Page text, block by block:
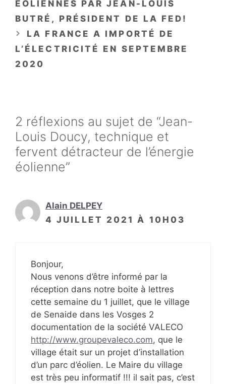
ÉOLIENNES PAR JEAN-LOUIS
BUTRÉ, PRÉSIDENT DE LA FED!
LA FRANCE A IMPORTÉ DE
L’ÉLECTRICITÉ EN SEPTEMBRE
2020
2 réflexions au sujet de “Jean-
Louis Doucy, technique et
fervent détracteur de l’énergie
éolienne”
Alain DELPEY
4 JUILLET 2021 À 10H03
Bonjour,
Nous venons d’être informé par la
réception dans notre boite à lettres
cette semaine du 1 juillet, que le village
de Senaide dans les Vosges 2
documentation de la société VALECO
http://www.groupevaleco.com, que le
village était sur un projet d’installation
d’un parc d’éolien. Le Maire du village
est très peu informatif !!! il sait pas, c’est